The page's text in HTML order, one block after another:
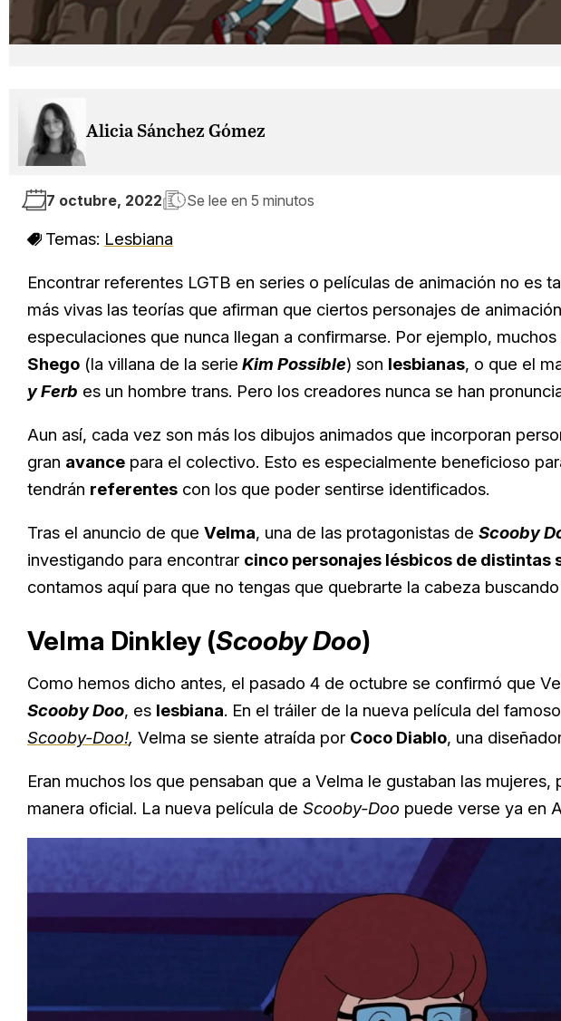
Alicia Sánchez Gómez
7 octubre, 2022 Se lee en 5 minutos
Temas: Lesbiana
Encontrar referentes LGTB en series o películas de animación no es
más vivas las teorías que afirman que ciertos personajes de
especulaciones que nunca llegan a confirmarse. Por ejemplo,
Shego (la villana de la serie Kim Possible) son lesbianas, o que el
y Ferb es un hombre trans. Pero los creadores nunca se han
Aun así, cada vez son más los dibujos animados que incorporan
gran avance para el colectivo. Esto es especialmente beneficioso
tendrán referentes con los que poder sentirse identificados.
Tras el anuncio de que Velma, una de las protagonistas de Scooby
investigando para encontrar cinco personajes lésbicos de distintas
contamos aquí para que no tengas que quebrarte la cabeza
Velma Dinkley (Scooby Doo)
Como hemos dicho antes, el pasado 4 de octubre se confirmó que
Scooby Doo, es lesbiana. En el tráiler de la nueva película del
Scooby-Doo!, Velma se siente atraída por Coco Diablo, una
Eran muchos los que pensaban que a Velma le gustaban las
manera oficial. La nueva película de Scooby-Doo puede verse ya en